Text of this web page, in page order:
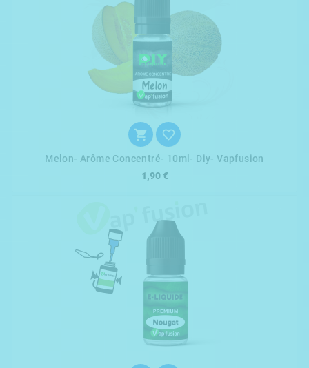
 
Melon- Arôme Concentré- 10ml- Diy- Vapfusion
1,90 €